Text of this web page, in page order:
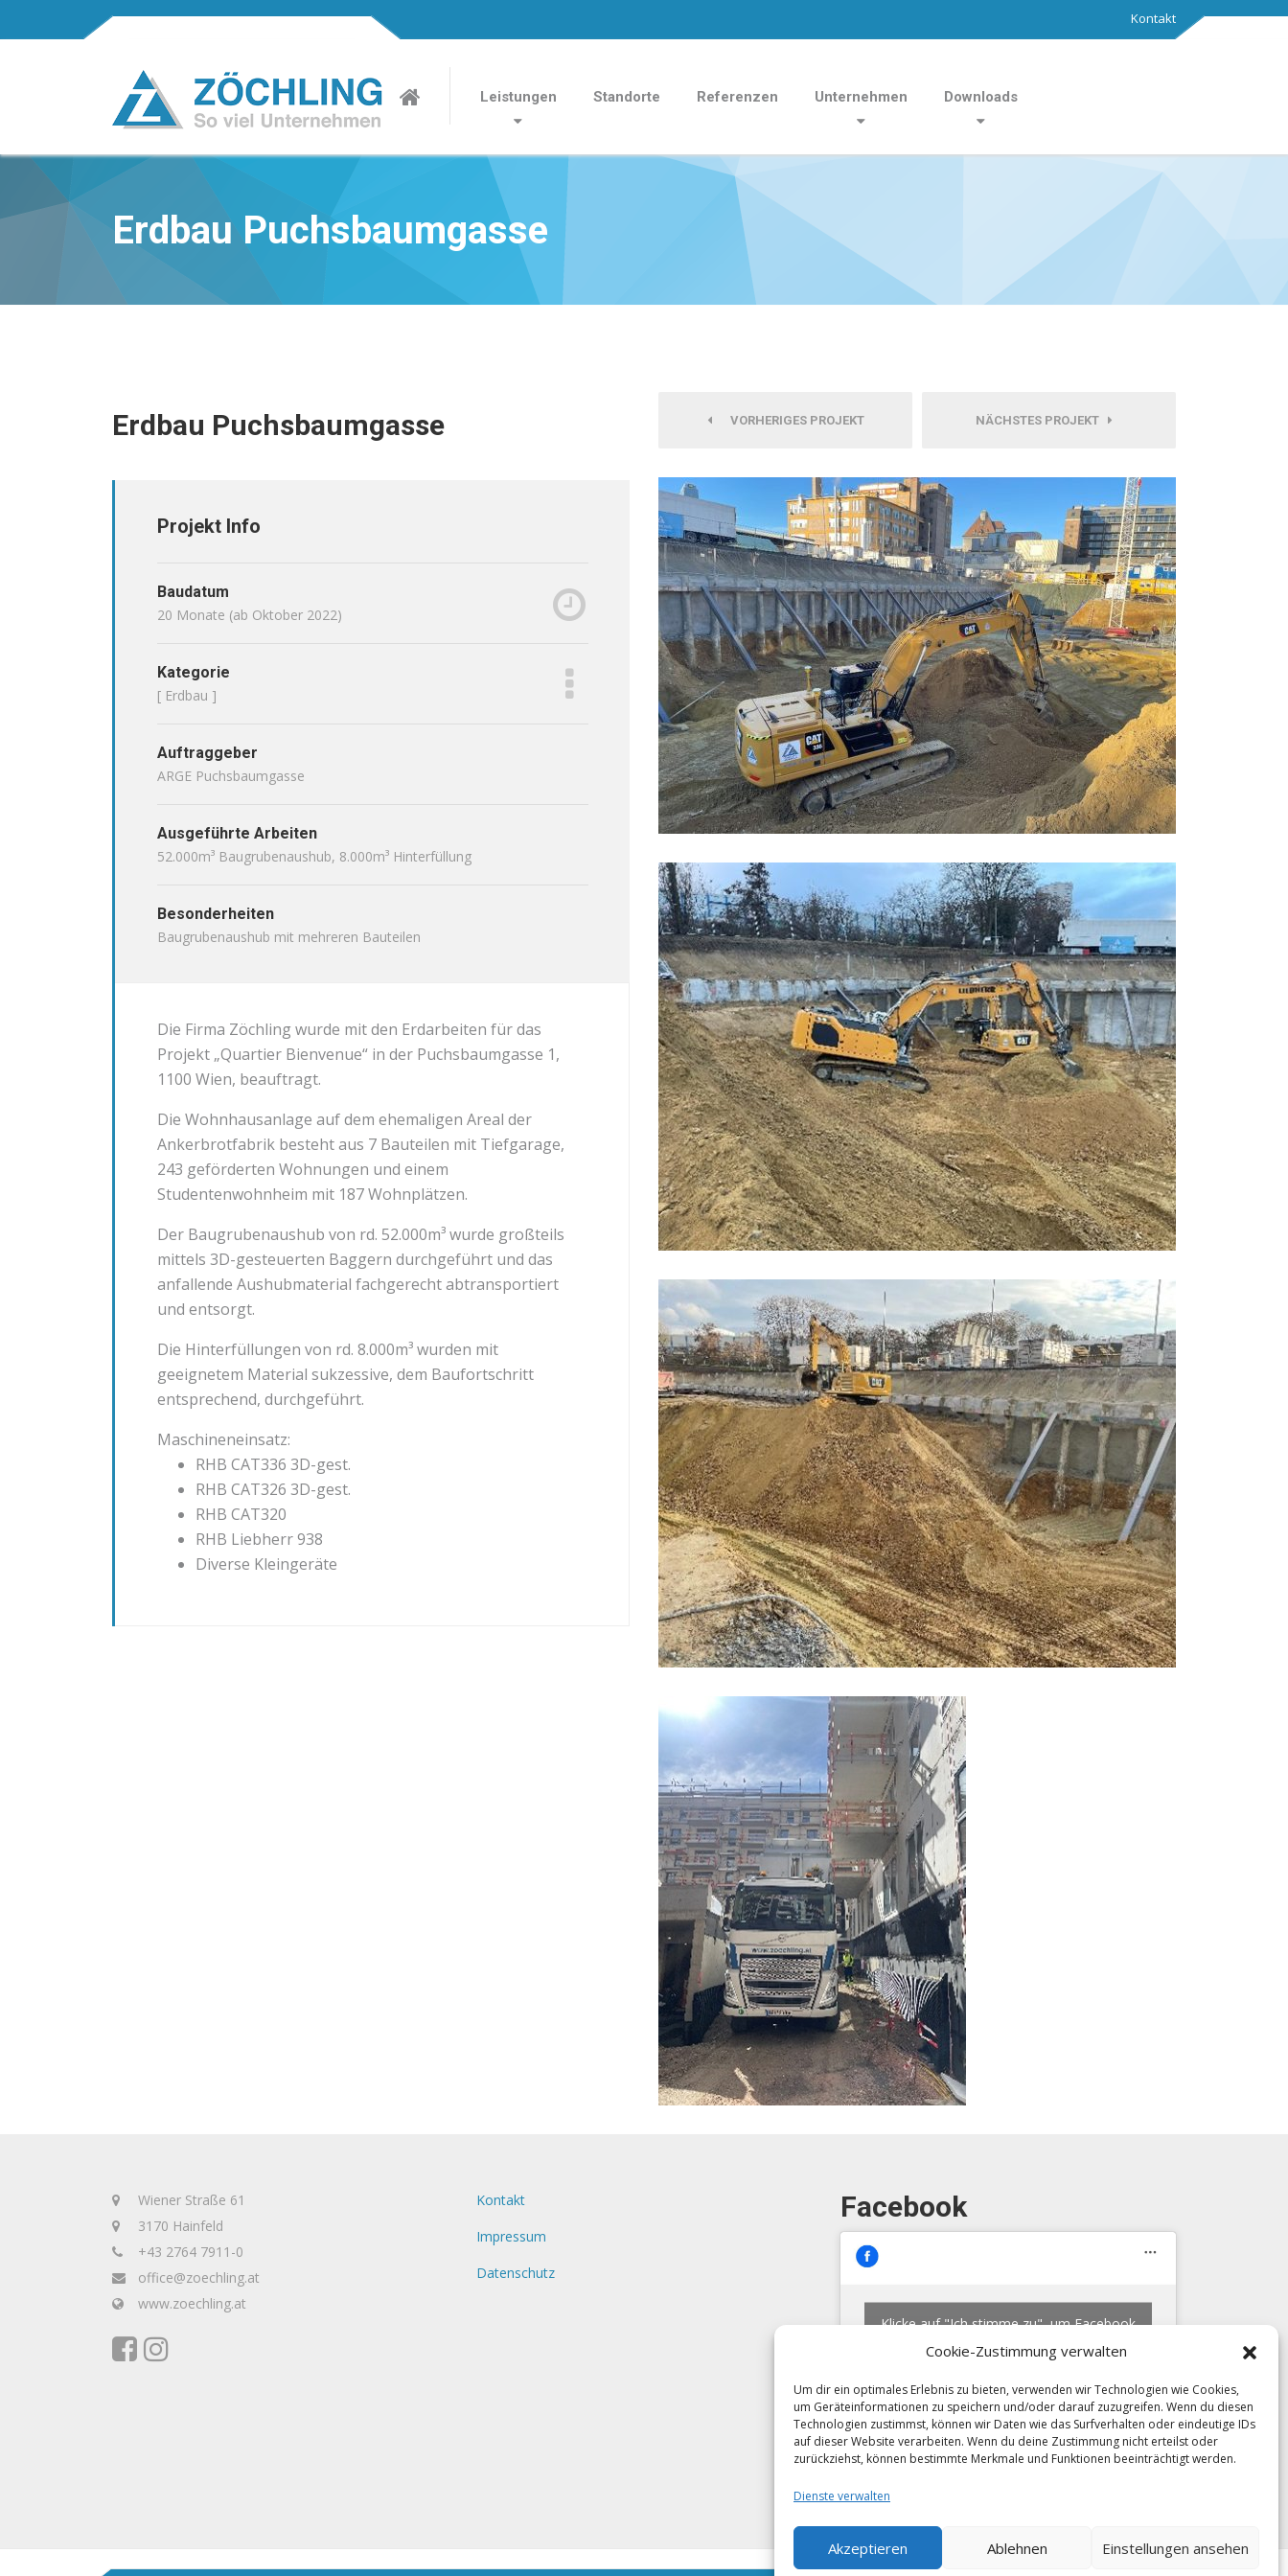
Cookie-Zustimmung verwalten
Um dir ein optimales Erlebnis zu bieten, verwenden wir Technologien wie Cookies,
um Geräteinformationen zu speichern und/oder darauf zuzugreifen. Wenn du diesen
Technologien zustimmst, können wir Daten wie das Surfverhalten oder eindeutige IDs
auf dieser Website verarbeiten. Wenn du deine Zustimmung nicht erteilst oder
zurückziehst, können bestimmte Merkmale und Funktionen beeinträchtigt werden.
Dienste verwalten
Akzeptieren Ablehnen Einstellungen ansehen
Kontakt
Leistungen Standorte Referenzen Unternehmen Downloads
Erdbau Puchsbaumgasse
Erdbau Puchsbaumgasse
Projekt Info
Baudatum
20 Monate (ab Oktober 2022)
Kategorie
[ Erdbau ]
Auftraggeber
ARGE Puchsbaumgasse
Ausgeführte Arbeiten
52.000m³ Baugrubenaushub, 8.000m³ Hinterfüllung
Besonderheiten
Baugrubenaushub mit mehreren Bauteilen
Die Firma Zöchling wurde mit den Erdarbeiten für das
Projekt „Quartier Bienvenue“ in der Puchsbaumgasse 1,
1100 Wien, beauftragt.
Die Wohnhausanlage auf dem ehemaligen Areal der
Ankerbrotfabrik besteht aus 7 Bauteilen mit Tiefgarage,
243 geförderten Wohnungen und einem
Studentenwohnheim mit 187 Wohnplätzen.
Der Baugrubenaushub von rd. 52.000m³ wurde großteils
mittels 3D-gesteuerten Baggern durchgeführt und das
anfallende Aushubmaterial fachgerecht abtransportiert
und entsorgt.
Die Hinterfüllungen von rd. 8.000m³ wurden mit
geeignetem Material sukzessive, dem Baufortschritt
entsprechend, durchgeführt.
Maschineneinsatz:
RHB CAT336 3D-gest.
RHB CAT326 3D-gest.
RHB CAT320
RHB Liebherr 938
Diverse Kleingeräte
VORHERIGES PROJEKT NÄCHSTES PROJEKT
Wiener Straße 61
3170 Hainfeld
+43 2764 7911-0
office@zoechling.at
www.zoechling.at
Kontakt
Impressum
Datenschutz
Facebook
Klicke auf "Ich stimme zu", um Facebook
zu aktivieren